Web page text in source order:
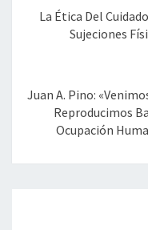
entradas
La Ética Del
Sujeciones
Juan A. Pino:
Reproducimos
Ocupación